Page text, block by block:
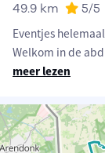
49.9 km 5/5
Eventjes
Welkom in de
meer lezen